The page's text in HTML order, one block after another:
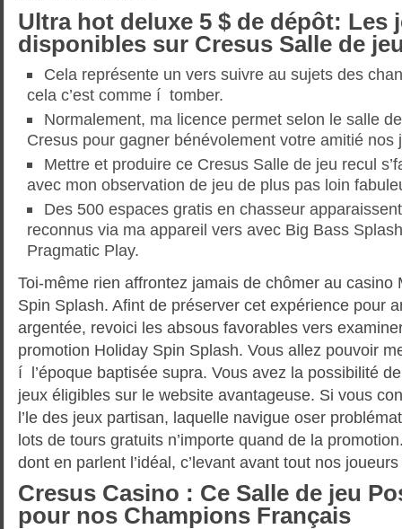
Ultra hot deluxe 5 $ de dépôt: Les
disponibles sur Cresus Salle de
Cela représente un vers suivre au sujets des
cela c’est comme í tomber.
Normalement, ma licence permet selon le salle
Cresus pour gagner bénévolement votre amitié nos
Mettre et produire ce Cresus Salle de jeu recul
avec mon observation de jeu de plus pas loin
Des 500 espaces gratis en chasseur
reconnus via ma appareil vers avec Big Bass
Pragmatic Play.
Toi-même rien affrontez jamais de chômer au casino
Spin Splash. Afint de préserver cet expérience pour
argentée, revoici les absous favorables vers
promotion Holiday Spin Splash. Vous allez pouvoir
í l’époque baptisée supra. Vous avez la possibilité
jeux éligibles sur le website avantageuse. Si vous
l’le des jeux partisan, laquelle navigue oser
lots de tours gratuits n’importe quand de la
dont en parlent l’idéal, c’levant avant tout nos joueurs
Cresus Casino : Ce Salle de jeu
pour nos Champions Français